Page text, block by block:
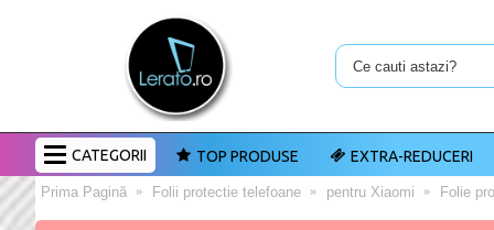
CATEGORII TOP PRODUSE EXTRA-REDUCERI
Prima Pagină Folii protectie telefoane pentru Xiaomi Folie